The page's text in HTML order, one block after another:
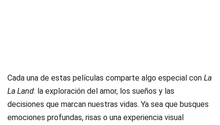
Cada una de estas películas comparte algo especial con La
La Land: la exploración del amor, los sueños y las
decisiones que marcan nuestras vidas. Ya sea que busques
emociones profundas, risas o una experiencia visual